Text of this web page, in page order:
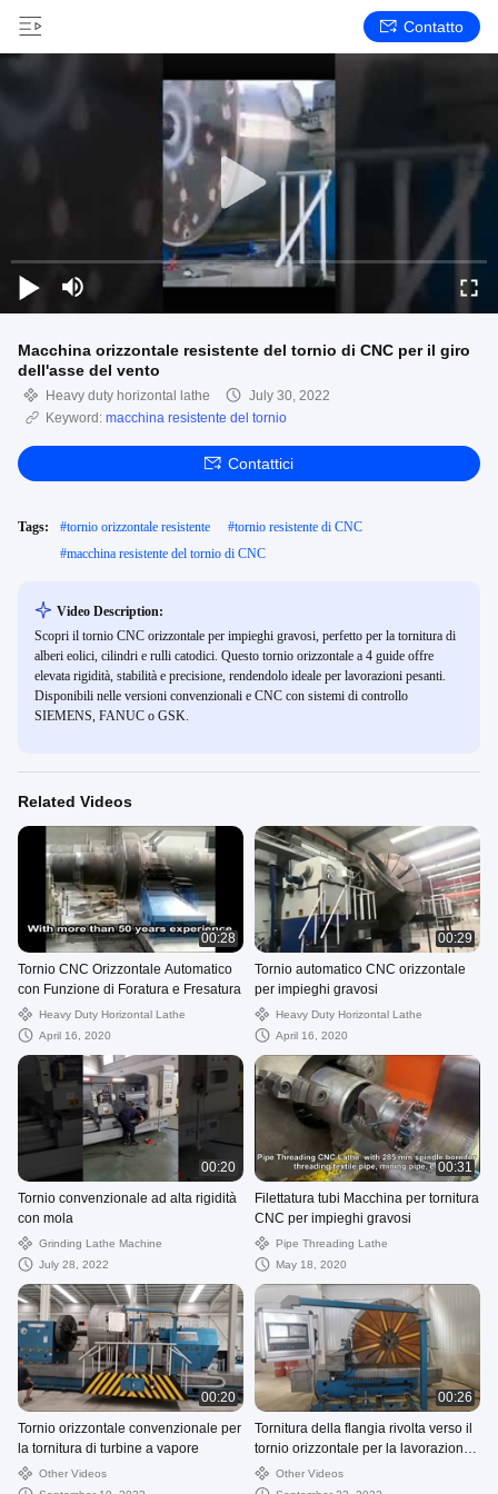
Contatto
Macchina orizzontale resistente del tornio di CNC per il giro
dell'asse del vento
Heavy duty horizontal lathe
July 30, 2022
Keyword: macchina resistente del tornio
Contattici
Tags: #tornio orizzontale resistente #tornio resistente di CNC
#macchina resistente del tornio di CNC
Video Description:
Scopri il tornio CNC orizzontale per impieghi gravosi, perfetto per la tornitura di
alberi eolici, cilindri e rulli catodici. Questo tornio orizzontale a 4 guide offre
elevata rigidità, stabilità e precisione, rendendolo ideale per lavorazioni pesanti.
Disponibili nelle versioni convenzionali e CNC con sistemi di controllo
SIEMENS, FANUC o GSK.
Related Videos
00:28
Tornio CNC Orizzontale Automatico
con Funzione di Foratura e Fresatura
Heavy Duty Horizontal Lathe
April 16, 2020
00:29
Tornio automatico CNC orizzontale
per impieghi gravosi
Heavy Duty Horizontal Lathe
April 16, 2020
00:20
Tornio convenzionale ad alta rigidità
con mola
Grinding Lathe Machine
July 28, 2022
00:31
Filettatura tubi Macchina per tornitura
CNC per impieghi gravosi
Pipe Threading Lathe
May 18, 2020
00:20
Tornio orizzontale convenzionale per
la tornitura di turbine a vapore
Other Videos
00:26
Tornitura della flangia rivolta verso il
tornio orizzontale per la lavorazione
del volano
Other Videos